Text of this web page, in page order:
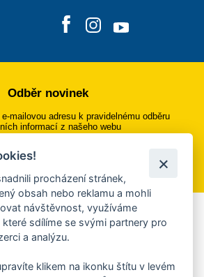
Odběr novinek
mailovou adresu k pravidelnému odběru
informací z našeho webu
Přihlásit se k odběru
Mobilní rozhlas
svého mobilu či mailu upozornění na
na kulturní a sportovní akce?
procházení stránek,
obsah nebo reklamu a mohli
návštěvnost, využíváme
sdílíme se svými partnery pro
a analýzu.
klikem na ikonku štítu v levém